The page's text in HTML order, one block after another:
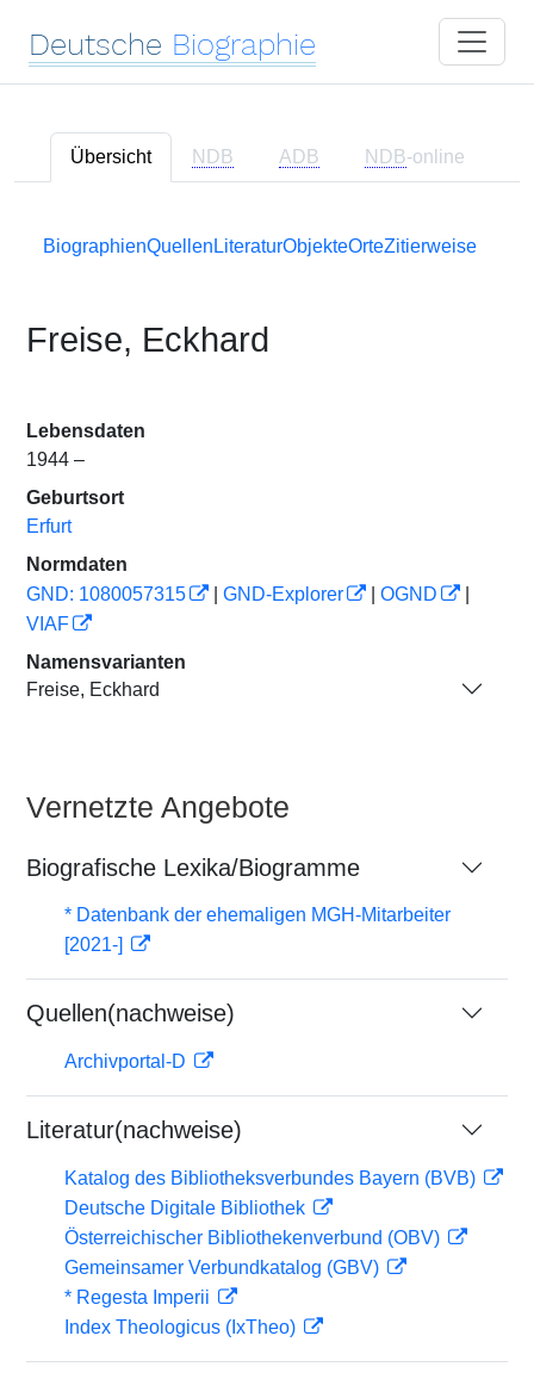
Deutsche Biographie
Übersicht NDB ADB NDB-online
BiographienQuellen LiteraturObjekteOrteZitierweise
Freise, Eckhard
Lebensdaten
1944 –
Geburtsort
Erfurt
Normdaten
GND: 1080057315
GND-Explorer OGND
VIAF
Namensvarianten
Freise, Eckhard
Vernetzte Angebote
Biografische Lexika/Biogramme
* Datenbank der ehemaligen MGH-Mitarbeiter
[2021-]
Quellen(nachweise)
Archivportal-D
Literatur(nachweise)
Katalog des Bibliotheksverbundes Bayern (BVB)
Deutsche Digitale Bibliothek
Österreichischer Bibliothekenverbund (OBV)
Gemeinsamer Verbundkatalog (GBV)
* Regesta Imperii
Index Theologicus (IxTheo)